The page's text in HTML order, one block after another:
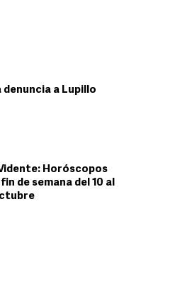
denuncia a Lupillo
Horóscopos
de semana del 10 al